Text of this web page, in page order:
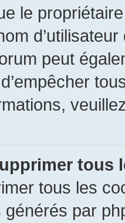
le
peut
tous
tous les
par